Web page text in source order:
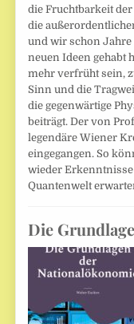
die Fruchtbarkeit
die
und wir schon Jahre
neuen Ideen gehabt
mehr verfrüht sein,
Sinn und die
die gegenwärtige
beiträgt. Der von
legendäre Wiener
eingegangen. So
wieder
Quantenwelt
Die